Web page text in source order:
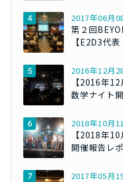
2017年06月
第２回
【E2D3代
2016年12月
【2016年
数学ナイト
2018年10月
【2018年
開催報告レ
2017年05月